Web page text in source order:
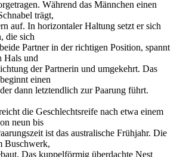
Während das Männchen einen
trägt,
auf. In horizontaler Haltung setzt er sich
die sich
Partner in der richtigen Position, spannt
Hals und
der Partnerin und umgekehrt. Das
einen
dann letztendlich zur Paarung führt.
die Geschlechtsreife nach etwa einem
neun bis
ist das australische Frühjahr. Die
Buschwerk,
Das kuppelförmig überdachte Nest